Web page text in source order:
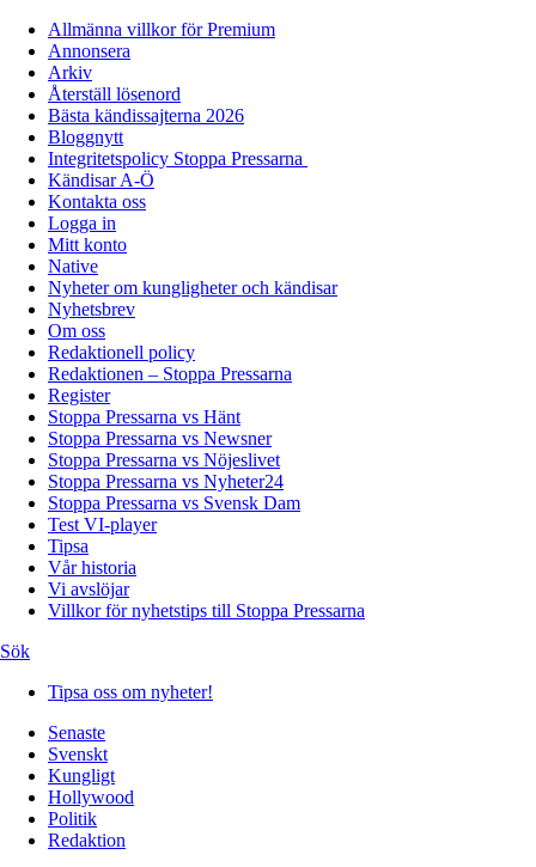
Allmänna villkor för Premium
Annonsera
Arkiv
Återställ lösenord
Bästa kändissajterna 2026
Bloggnytt
Integritetspolicy Stoppa Pressarna
Kändisar A-Ö
Kontakta oss
Logga in
Mitt konto
Native
Nyheter om kungligheter och kändisar
Nyhetsbrev
Om oss
Redaktionell policy
Redaktionen – Stoppa Pressarna
Register
Stoppa Pressarna vs Hänt
Stoppa Pressarna vs Newsner
Stoppa Pressarna vs Nöjeslivet
Stoppa Pressarna vs Nyheter24
Stoppa Pressarna vs Svensk Dam
Test VI-player
Tipsa
Vår historia
Vi avslöjar
Villkor för nyhetstips till Stoppa Pressarna
Sök
Tipsa oss om nyheter!
Senaste
Svenskt
Kungligt
Hollywood
Politik
Redaktion